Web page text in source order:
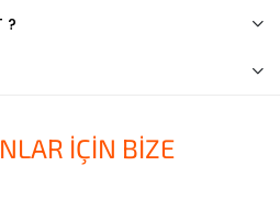
?
İÇİN BİZE